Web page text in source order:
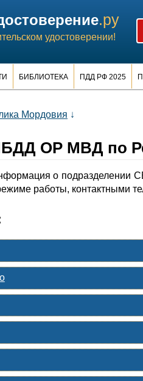
.ру
удостоверении!
БИБЛИОТЕКА ПДД РФ 2025
Мордовия ↓
ОР МВД по
о
работы, контактными